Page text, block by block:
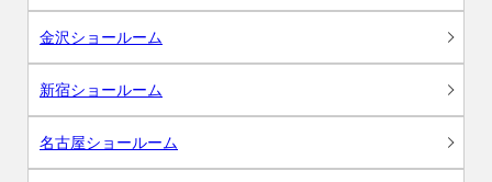
金沢ショールーム
新宿ショールーム
名古屋ショールーム